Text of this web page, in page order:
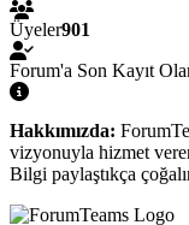
Üyeler901
Forum'a Son Kayıt
Hakkımızda:
vizyonuyla hizmet
Bilgi paylaştıkça